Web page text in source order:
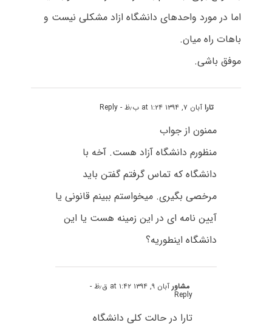
اما در مورد واحدهای دانشگاه ازاد مشکلی نیست و
باهات راه میان.
موفق باشی.
تاراآبان ۷, ۱۳۹۴ at ۱:۲۴ ب٫ظ - Reply
ممنون از جواب
منظورم دانشگاه آزاد هست. آخه با
دانشگاه که تماس گرفتم گفتن باید
مرخصی بگیری. میخواستم ببینم قانونی یا
آیین نامه ای در این زمینه هست یا این
دانشگاه اینطوریه؟
مشاورآبان ۹, ۱۳۹۴ at ۱:۴۲ ق٫ظ -
Reply
تارا در حالت کلی دانشگاه